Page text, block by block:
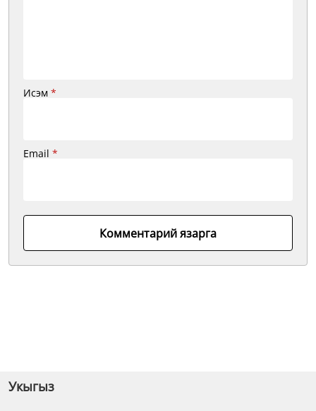
Исэм *
Email *
Комментарий язарга
Укыгыз